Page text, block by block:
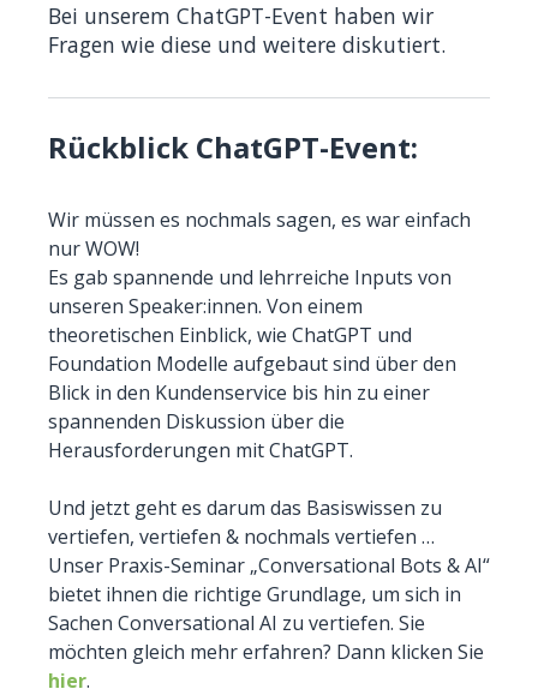
Bei unserem ChatGPT-Event haben wir
Fragen wie diese und weitere diskutiert.
Rückblick ChatGPT-Event:
Wir müssen es nochmals sagen, es war einfach
nur WOW!
Es gab spannende und lehrreiche Inputs von
unseren Speaker:innen. Von einem
theoretischen Einblick, wie ChatGPT und
Foundation Modelle aufgebaut sind über den
Blick in den Kundenservice bis hin zu einer
spannenden Diskussion über die
Herausforderungen mit ChatGPT.
Und jetzt geht es darum das Basiswissen zu
vertiefen, vertiefen & nochmals vertiefen …
Unser Praxis-Seminar „Conversational Bots & AI“
bietet ihnen die richtige Grundlage, um sich in
Sachen Conversational AI zu vertiefen. Sie
möchten gleich mehr erfahren? Dann klicken Sie
hier.